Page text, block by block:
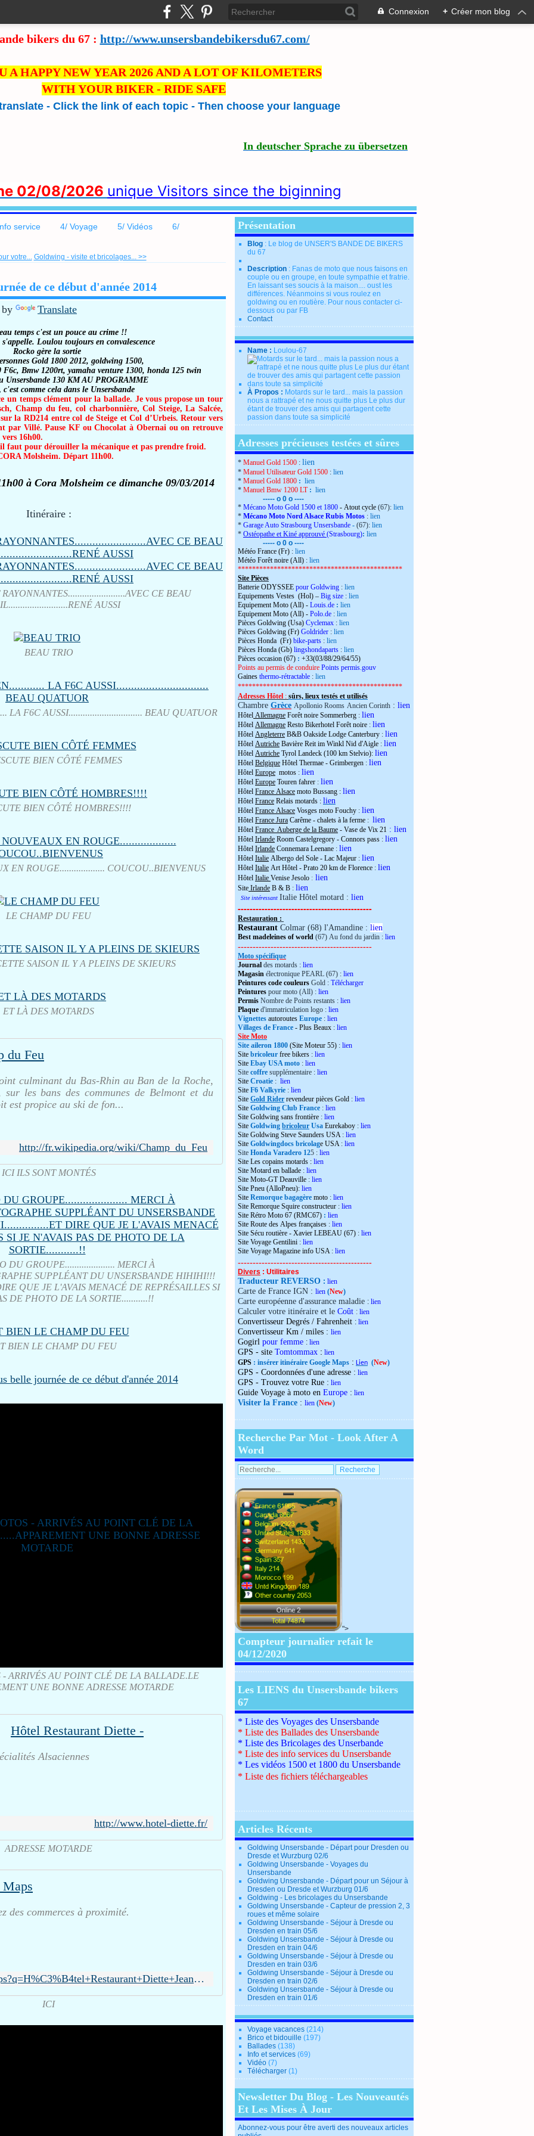
Connexion + Créer mon blog
bikers du 67 : http://www.unsersbandebikersdu67.com/
A HAPPY NEW YEAR 2026 AND A LOT OF KILOMETERS
WITH YOUR BIKER - RIDE SAFE
- Click the link of each topic - Then choose your language
In deutscher Sprache zu übersetzen
02/08/2026 unique Visitors since the biginning
service 4/ Voyage 5/ Vidéos 6/
votre... Goldwing - visite et bricolages... >>
de ce début d'année 2014
Translate
temps c'est un pouce au crime !!
s'appelle. Loulou toujours en convalescence
Rocko gère la sortie
Gold 1800 2012, goldwing 1500,
F6c, Bmw 1200rt, yamaha venture 1300, honda 125 twin
Unsersbande 130 KM AU PROGRAMME
c'est comme cela dans le Unsersbande
un temps clément pour la ballade. Je vous propose un tour
Champ du feu, col charbonnière, Col Steige, La Salcée,
la RD214 entre col de Steige et Col d’Urbeis. Retour vers
par Villé. Pause KF ou Chocolat à Obernai ou on retrouve
16h00.
faut pour dérouiller la mécanique et pas prendre froid.
Molsheim. Départ 11h00.
à Cora Molsheim ce dimanche 09/03/2014
Itinéraire :
CE BEAU
AUSSI
BEAU TRIO
LA F6C AUSSI............................... BEAU QUATUOR
BIEN CÔTÉ FEMMES
BIEN CÔTÉ HOMBRES!!!!
EN ROUGE................... COUCOU..BIENVENUS
LE CHAMP DU FEU
SAISON IL Y A PLEINS DE SKIEURS
ET LÀ DES MOTARDS
du Feu
culminant du Bas-Rhin au Ban de la Roche,
les bans des communes de Belmont et du
est propice au ski de fon...
http://fr.wikipedia.org/wiki/Champ_du_Feu
ICI ILS SONT MONTÉS
DU GROUPE..................... MERCI À
SUPPLÉANT DU UNSERSBANDE HIHIHI!!!
QUE JE L'AVAIS MENACÉ DE REPRÉSAILLES SI
DE PHOTO DE LA SORTIE...........!!
BIEN LE CHAMP DU FEU
ARRIVÉS AU POINT CLÉ DE LA BALLADE.LE
UNE BONNE ADRESSE MOTARDE
Hôtel Restaurant Diette -
Alsaciennes
http://www.hotel-diette.fr/
ADRESSE MOTARDE
des commerces à proximité.
https://maps.google.fr/maps?q=H%C3%B4tel+Restaurant+Diette+Jean-Louis&hl=fr&ie=UTF8&ll=48.342559,7.268829&spn=0.470085,1.014862&fb=1&gl=fr&hq=RESTAURANT+DIETTE+VOSGES&cid=11260344995720608985&t=m&z=10
ICI
Présentation
Blog : Le blog de UNSER'S BANDE DE BIKERS
du 67
Description : Fanas de moto que nous faisons en
couple ou en groupe, en toute sympathie et fratrie.
En laissant ses soucis à la maison.... oust les
différences. Néanmoins si vous roulez en
goldwing ou en routière. Pour nous contacter ci-
dessous ou par FB
Contact
Name : Loulou-67
À Propos : Motards sur le tard... mais la passion
nous a rattrapé et ne nous quitte plus Le plus dur
étant de trouver des amis qui partagent cette
passion dans toute sa simplicité
Adresses précieuses testées et sûres
* Manuel Gold 1500 : lien
* Manuel Utilisateur Gold 1500 : lien
* Manuel Gold 1800 : lien
* Manuel Bmw 1200 LT: lien
----- o 0 o ----
* Mécano Moto Gold 1500 et 1800 - Atout cycle (67): lien
* Mécano Moto Nord Alsace Rubis Motos : lien
* Garage Auto Strasbourg Unsersbande - (67): lien
* Ostéopathe et Kiné approuvé (Strasbourg): lien
----- o 0 o ----
Météo France (Fr) : lien
Météo Forêt noire (All) : lien
**********************************************
Site Pièces
Batterie ODYSSEE pour Goldwing : lien
Equipements Vestes (Hol) – Big size : lien
Equipement Moto (All) - Louis.de : lien
Equipement Moto (All) - Polo.de : lien
Pièces Goldwing (Usa) Cyclemax : lien
Pièces Goldwing (Fr) Goldrider : lien
Pièces Honda (Fr) bike-parts : lien
Pièces Honda (Gb) lingshondaparts : lien
Pièces occasion (67) : +33(03/88/29/64/55)
Points au permis de conduire Points permis.gouv
Gaines thermo-rétractable : lien
**********************************************
Adresses Hôtel : sûrs, lieux testés et utilisés
Chambre Grèce Apollonio Rooms Ancien Corinth : lien
Hôtel Allemagne Forêt noire Sommerberg : lien
Hôtel Allemagne Resto Bikerhotel Forêt noire : lien
Hôtel Angleterre B&B Oakside Lodge Canterbury : lien
Hôtel Autriche Bavière Reit im Winkl Nid d'Aigle : lien
Hôtel Autriche Tyrol Landeck (100 km Stelvio): lien
Hôtel Belgique Hôtel Thermae - Grimbergen : lien
Hôtel Europe motos : lien
Hôtel Europe Touren fahrer : lien
Hôtel France Alsace moto Bussang : lien
Hôtel France Relais motards : lien
Hôtel France Alsace Vosges moto Fouchy : lien
Hôtel France Jura Carême - chalets à la ferme : lien
Hôtel France Auberge de la Baume - Vase de Vix 21 : lien
Hôtel Irlande Room Castelgregory - Connors pass : lien
Hôtel Irlande Connemara Leenane : lien
Hôtel Italie Albergo del Sole - Lac Majeur : lien
Hôtel Italie Art Hôtel - Prato 20 km de Florence : lien
Hôtel Italie Venise Jesolo : lien
Site Irlande B & B : lien
Site intéressant Italie Hôtel motard : lien
---------------------------------------------
Restauration :
Restaurant Colmar (68) l'Amandine : lien
Best madeleines of world (67) Au fond du jardin : lien
---------------------------------------------
Moto spécifique
Journal des motards : lien
Magasin électronique PEARL (67) : lien
Peintures code couleurs Gold : Télécharger
Peintures pour moto (All) : lien
Permis Nombre de Points restants : lien
Plaque d'immatriculation logo : lien
Vignettes autoroutes Europe : lien
Villages de France - Plus Beaux : lien
Site Moto
Site aileron 1800 (Site Moteur 55) : lien
Site bricoleur free bikers : lien
Site Ebay USA moto : lien
Site coffre supplémentaire : lien
Site Croatie : lien
Site F6 Valkyrie : lien
Site Gold Rider revendeur pièces Gold : lien
Site Goldwing Club France : lien
Site Goldwing sans frontière : lien
Site Goldwing bricoleur Usa Eurekaboy : lien
Site Goldwing Steve Saunders USA : lien
Site Goldwingdocs bricolage USA : lien
Site Honda Varadero 125 : lien
Site Les copains motards : lien
Site Motard en ballade : lien
Site Moto-GT Deauville : lien
Site Pneu (AlloPneu): lien
Site Remorque bagagère moto : lien
Site Remorque Squire constructeur : lien
Site Rétro Moto 67 (RMC67) : lien
Site Route des Alpes françaises : lien
Site Sécu routière - Xavier LEBEAU (67) : lien
Site Voyage Gentilini : lien
Site Voyage Magazine info USA: lien
---------------------------------------------
Divers : Utilitaires
Traducteur REVERSO : lien
Carte de France IGN : lien (New)
Carte européenne d'assurance maladie : lien
Calculer votre itinéraire et le Coût : lien
Convertisseur Degrés / Fahrenheit : lien
Convertisseur Km / miles : lien
Gogirl pour femme : lien
GPS - site Tomtommax : lien
GPS : insérer itinéraire Google Maps : Lien (New)
GPS - Coordonnées d'une adresse : lien
GPS - Trouvez votre Rue : lien
Guide Voyage à moto en Europe : lien
Visiter la France : lien (New)
Recherche Par Mot - Look After A
Word
">
Compteur journalier refait le
04/12/2020
Les LIENS du Unsersbande bikers
67
* Liste des Voyages des Unsersbande
* Liste des Ballades des Unsersbande
* Liste des Bricolages des Unserbande
* Liste des info services du Unsersbande
* Les vidéos 1500 et 1800 du Unsersbande
* Liste des fichiers téléchargeables
Articles Récents
Goldwing Unsersbande - Départ pour Dresden ou
Dresde et Wurzburg 02/6
Goldwing Unsersbande - Voyages du
Unsersbande
Goldwing Unsersbande - Départ pour un Séjour à
Dresden ou Dresde et Wurzburg 01/6
Goldwing - Les bricolages du Unsersbande
Goldwing Unsersbande - Capteur de pression 2, 3
roues et même solaire
Goldwing Unsersbande - Séjour à Dresde ou
Dresden en train 05/6
Goldwing Unsersbande - Séjour à Dresde ou
Dresden en train 04/6
Goldwing Unsersbande - Séjour à Dresde ou
Dresden en train 03/6
Goldwing Unsersbande - Séjour à Dresde ou
Dresden en train 02/6
Goldwing Unsersbande - Séjour à Dresde ou
Dresden en train 01/6
Voyage vacances (214)
Brico et bidouille (197)
Ballades (138)
Info et services (69)
Vidéo (7)
Télécharger (1)
Newsletter Du Blog - Les Nouveautés
Et Les Mises À Jour
Abonnez-vous pour être averti des nouveaux articles